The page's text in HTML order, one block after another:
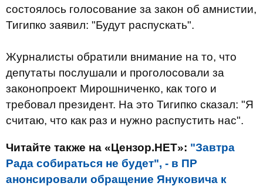
состоялось голосование за закон об амнистии,
Тигипко заявил: "Будут распускать".
Журналисты обратили внимание на то, что
депутаты послушали и проголосовали за
законопроект Мирошниченко, как того и
требовал президент. На это Тигипко сказал: "Я
считаю, что как раз и нужно распустить нас".
Читайте также на «Цензор.НЕТ»: "Завтра
Рада собираться не будет", - в ПР
анонсировали обращение Януковича к